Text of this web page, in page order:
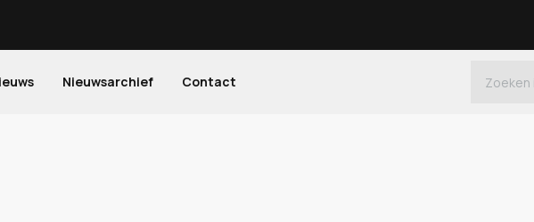
Nieuwsarchief Contact